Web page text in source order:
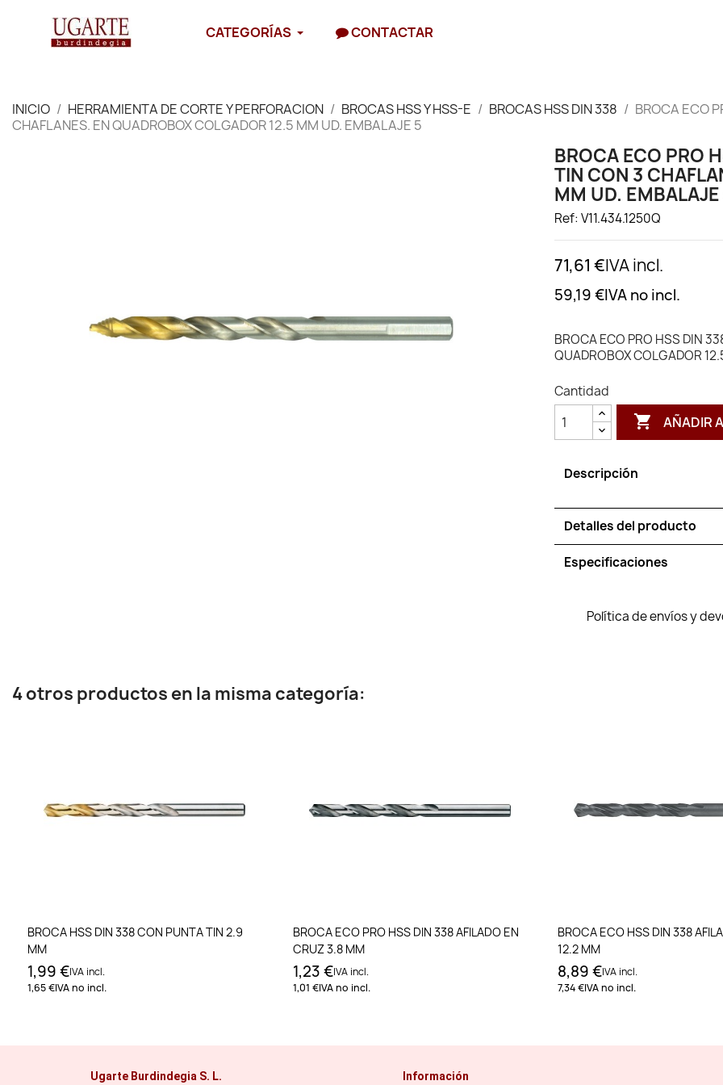
CATEGORÍAS CONTACTAR
INICIO HERRAMIENTA DE CORTE Y PERFORACION BROCAS HSS Y HSS-E BROCAS HSS DIN 338
BROCA ECO
CHAFLANES. EN QUADROBOX COLGADOR 12.5 MM UD. EMBALAJE 5
BROCA ECO PRO
TIN CON 3
MM UD.
Ref: V11.434.1250Q
71,61 €IVA incl.
59,19 €IVA no incl.
BROCA ECO PRO HSS DIN
QUADROBOX COLGADOR
Cantidad
 AÑADIR
Descripción
Detalles del producto
Especificaciones
Política de envíos y
4 otros productos en la misma categoría:
Añadir al carrito
BROCA HSS DIN 338 CON PUNTA TIN 2.9
MM
1,99 €IVA incl.
1,65 €IVA no incl.
Añadir al carrito
BROCA ECO PRO HSS DIN 338 AFILADO EN
CRUZ 3.8 MM
1,23 €IVA incl.
1,01 €IVA no incl.
Añadir al
BROCA ECO HSS DIN 338
12.2 MM
8,89 €IVA incl.
7,34 €IVA no incl.
Ugarte Burdindegia S. L. Información